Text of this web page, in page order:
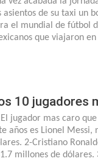
asientos de su taxi un
el mundial de fútbol
que viajaron
10 jugadores
jugador mas caro
años es Lionel Messi,
2-Cristiano
millones de